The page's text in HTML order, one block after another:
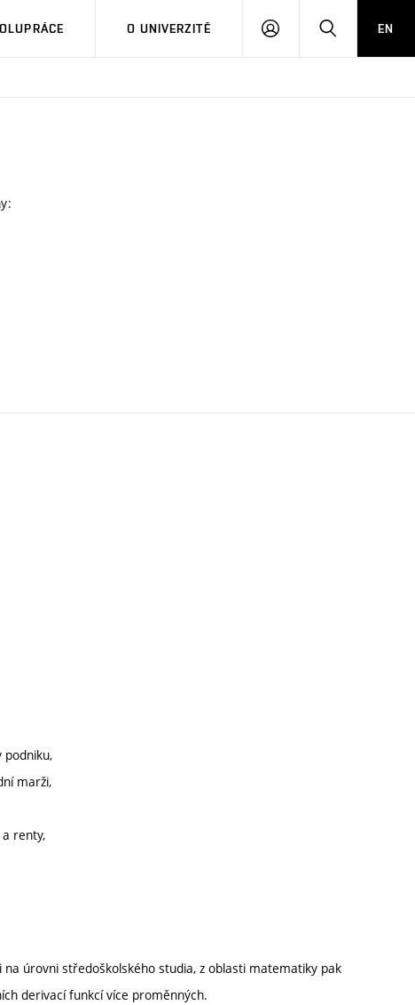
O UNIVERZITĚ
PŘIHLÁSIT HLEDATEN
podniku,
marži,
renty,
úrovni středoškolského studia, z oblasti matematiky pak
derivací funkcí více proměnných.